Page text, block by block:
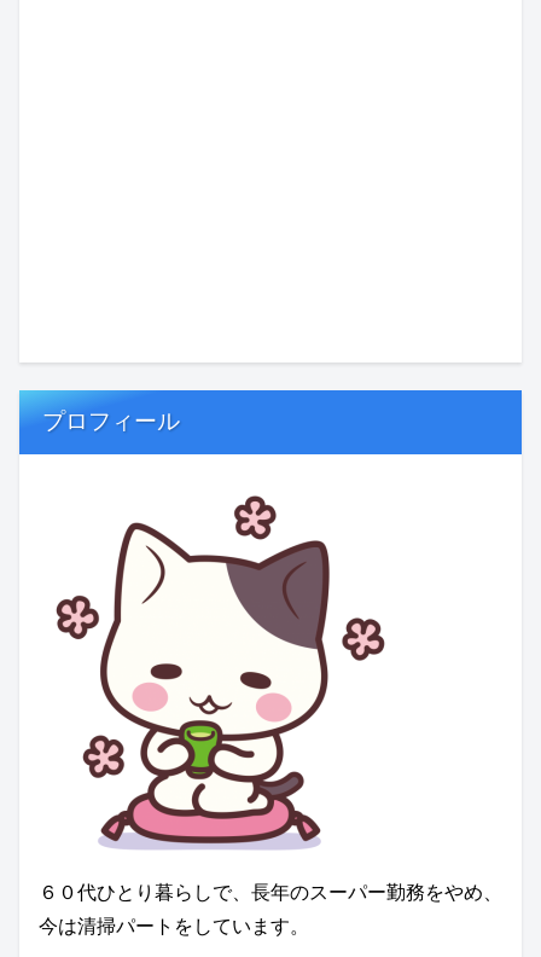
プロフィール
６０代ひとり暮らしで、長年のスーパー勤務をやめ、
今は清掃パートをしています。